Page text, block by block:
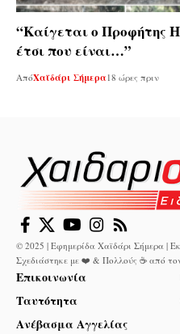
“Καίγεται ο Προφήτης
έτσι που είναι…”
ΑπόΧαϊδάρι Σήμερα 18 ώρες πριν
© 2025 | Εφημερίδα Χαϊδάρι Σήμερα |
Σχεδιάστηκε με ❤️ & Πολλούς ☕ από
Επικοινωνία
Ταυτότητα
Ανέβασμα Αγγελίας